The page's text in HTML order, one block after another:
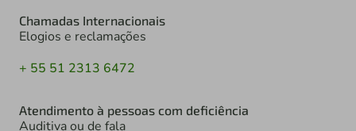
Chamadas Internacionais
Elogios e reclamações
+ 55 51 2313 6472
Atendimento à pessoas com deficiência
Auditiva ou de fala